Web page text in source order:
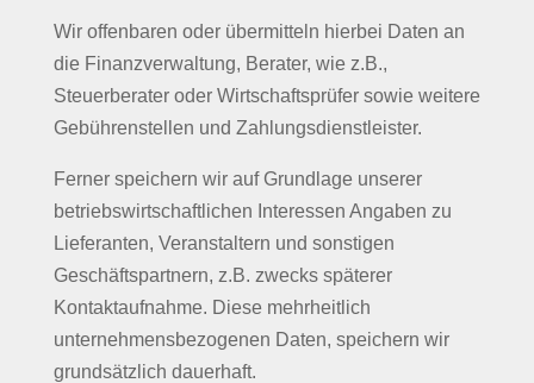
Wir offenbaren oder übermitteln hierbei Daten an
die Finanzverwaltung, Berater, wie z.B.,
Steuerberater oder Wirtschaftsprüfer sowie weitere
Gebührenstellen und Zahlungsdienstleister.
Ferner speichern wir auf Grundlage unserer
betriebswirtschaftlichen Interessen Angaben zu
Lieferanten, Veranstaltern und sonstigen
Geschäftspartnern, z.B. zwecks späterer
Kontaktaufnahme. Diese mehrheitlich
unternehmensbezogenen Daten, speichern wir
grundsätzlich dauerhaft.